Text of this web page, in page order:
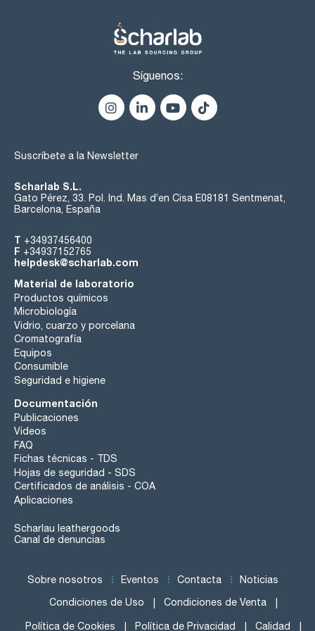
Síguenos:
Suscríbete a la Newsletter
Scharlab S.L.
Gato Pérez, 33. Pol. Ind. Mas d’en Cisa E08181 Sentmenat,
Barcelona, España
T +34937456400
F +34937152765
helpdesk@scharlab.com
Material de laboratorio
Productos químicos
Microbiología
Vidrio, cuarzo y porcelana
Cromatografía
Equipos
Consumible
Seguridad e higiene
Documentación
Publicaciones
Videos
FAQ
Fichas técnicas - TDS
Hojas de seguridad - SDS
Certificados de análisis - COA
Aplicaciones
Scharlau leathergoods
Canal de denuncias
Sobre nosotros Eventos Contacta Noticias
Condiciones de Uso Condiciones de Venta
Política de Cookies Política de Privacidad Calidad